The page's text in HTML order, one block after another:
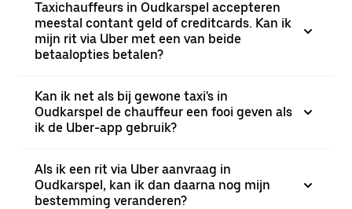
Taxichauffeurs in Oudkarspel accepteren
meestal contant geld of creditcards. Kan ik
mijn rit via Uber met een van beide
betaalopties betalen?
Kan ik net als bij gewone taxi's in
Oudkarspel de chauffeur een fooi geven als
ik de Uber-app gebruik?
Als ik een rit via Uber aanvraag in
Oudkarspel, kan ik dan daarna nog mijn
bestemming veranderen?